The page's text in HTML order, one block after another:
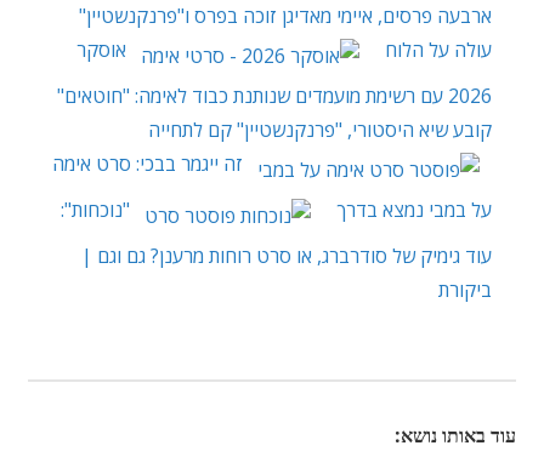
ארבעה פרסים, איימי מאדיגן זוכה בפרס ו"פרנקנשטיין"
עולה על הלוח
אוסקר
2026 עם רשימת מועמדים שנותנת כבוד לאימה: "חוטאים"
קובע שיא היסטורי, "פרנקנשטיין" קם לתחייה
זה ייגמר בבכי: סרט אימה
על במבי נמצא בדרך
"נוכחות":
עוד גימיק של סודרברג, או סרט רוחות מרענן? גם וגם |
ביקורת
עוד באותו נושא: